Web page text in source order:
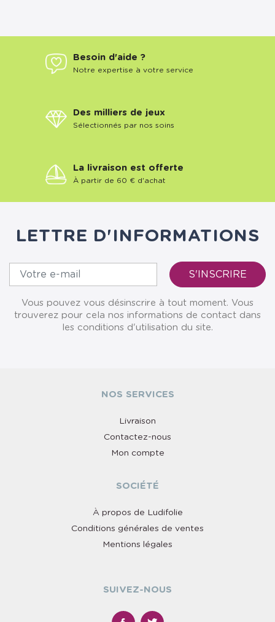
Besoin d'aide ?
Notre expertise à votre service
Des milliers de jeux
Sélectionnés par nos soins
La livraison est offerte
À partir de 60 € d'achat
LETTRE D'INFORMATIONS
Vous pouvez vous désinscrire à tout moment. Vous
trouverez pour cela nos informations de contact dans
les conditions d'utilisation du site.
NOS SERVICES
Livraison
Contactez-nous
Mon compte
SOCIÉTÉ
À propos de Ludifolie
Conditions générales de ventes
Mentions légales
SUIVEZ-NOUS